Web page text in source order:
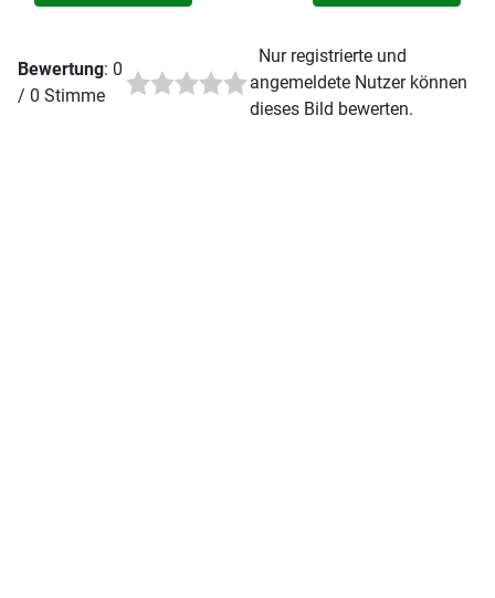
Bewertung: 0
/ 0 Stimme
Nur registrierte und
angemeldete Nutzer können
dieses Bild bewerten.